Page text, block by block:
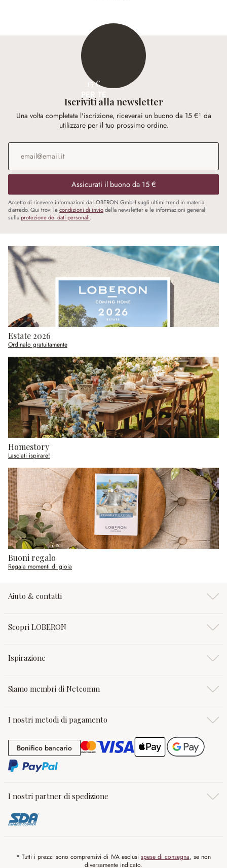
15 €
PER TE
Iscriviti alla newsletter
Una volta completata l'iscrizione, riceverai un buono da 15 €¹ da
utilizzare per il tuo prossimo ordine.
Indirizzo e-mail*
Assicurati il buono da 15 €
Accetto di ricevere informazioni da LOBERON GmbH sugli ultimi trend in materia
d’arredo. Qui trovi lecondizioni di inviodella newsletter e le informazioni generali
sullaprotezione dei dati personali.
Estate 2026
Ordinalo gratuitamente
Homestory
Lasciati ispirare!
Buoni regalo
Regala momenti di gioia
Aiuto & contatti
Scopri LOBERON
Ispirazione
Siamo membri di Netcomm
I nostri metodi di pagamento
Bonifico bancarioBonifico bancario
I nostri partner di spedizione
* Tutti i prezzi sono comprensivi di IVA esclusi spese di consegna, se non
diversamente indicato.